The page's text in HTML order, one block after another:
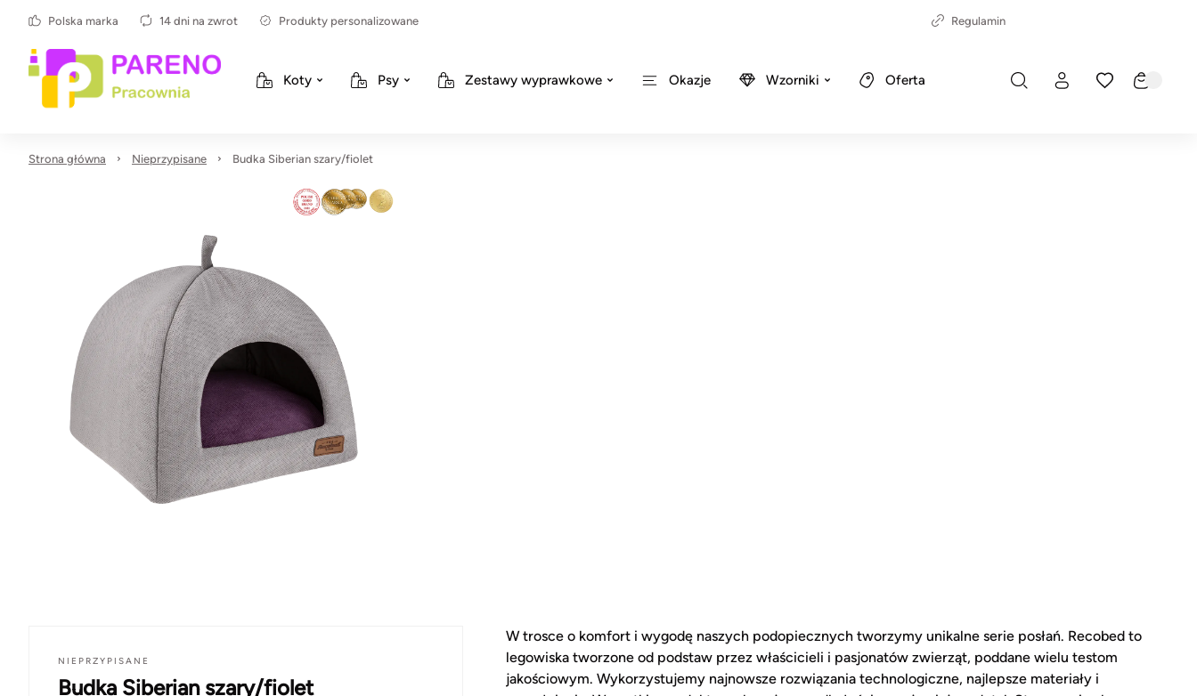
Polska marka 14 dni na zwrot Produkty personalizowane Regulamin
Koty Psy Zestawy wyprawkowe Okazje Wzorniki Oferta
Strona główna Nieprzypisane Budka Siberian szary/fiolet
NIEPRZYPISANE
Budka Siberian szary/fiolet
W trosce o komfort i wygodę naszych podopiecznych tworzymy unikalne serie posłań. Recobed to
legowiska tworzone od podstaw przez właścicieli i pasjonatów zwierząt, poddane wielu testom
jakościowym. Wykorzystujemy najnowsze rozwiązania technologiczne, najlepsze materiały i